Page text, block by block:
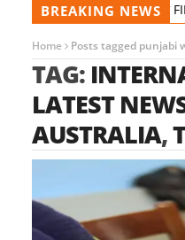
BREAKING NEWS
ਸਾਬਕਾ ਮੰਤਰੀ ਲਾਲਜੀਤ ਭੁੱਲਰ ‘ਤੇ
Home Posts tagged punjabi
TAG:
LATEST
AUSTRALIA,